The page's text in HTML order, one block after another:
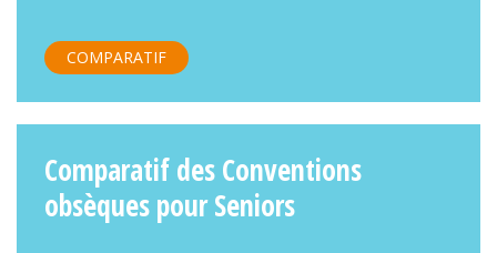
COMPARATIF
Comparatif des Conventions
obsèques pour Seniors